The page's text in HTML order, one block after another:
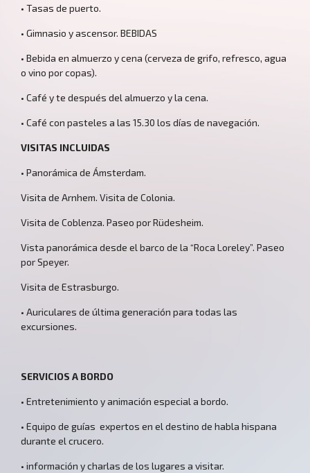
Nosotros
• Tasas de puerto.
• Gimnasio y ascensor. BEBIDAS
• Bebida en almuerzo y cena (cerveza de grifo, refresco, agua
o vino por copas).
• Café y te después del almuerzo y la cena.
• Café con pasteles a las 15.30 los días de navegación.
VISITAS INCLUIDAS
• Panorámica de Ámsterdam.
Visita de Arnhem. Visita de Colonia.
Visita de Coblenza. Paseo por Rüdesheim.
Vista panorámica desde el barco de la “Roca Loreley”. Paseo
por Speyer.
Visita de Estrasburgo.
• Auriculares de última generación para todas las
excursiones.
SERVICIOS A BORDO
• Entretenimiento y animación especial a bordo.
• Equipo de guías expertos en el destino de habla hispana
durante el crucero.
• información y charlas de los lugares a visitar.